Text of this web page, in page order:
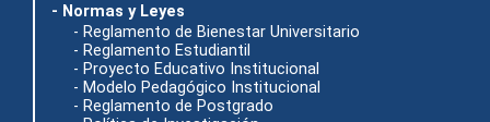
- Normas y Leyes
- Reglamento de Bienestar Universitario
- Reglamento Estudiantil
- Proyecto Educativo Institucional
- Modelo Pedagógico Institucional
- Reglamento de Postgrado